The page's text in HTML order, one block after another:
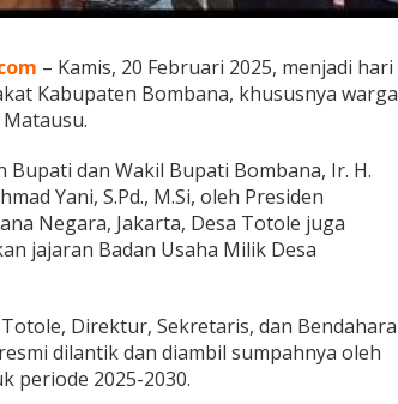
– Kamis, 20 Februari 2025, menjadi hari
Kabupaten Bombana, khususnya warga
Bupati dan Wakil Bupati Bombana, Ir. H.
Yani, S.Pd., M.Si, oleh Presiden
Negara, Jakarta, Desa Totole juga
jajaran Badan Usaha Milik Desa
Direktur, Sekretaris, dan Bendahara
dilantik dan diambil sumpahnya oleh
periode 2025-2030.